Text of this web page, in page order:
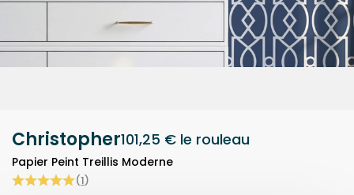
Christopher101,25 € le rouleau
Papier Peint Treillis Moderne
(1)